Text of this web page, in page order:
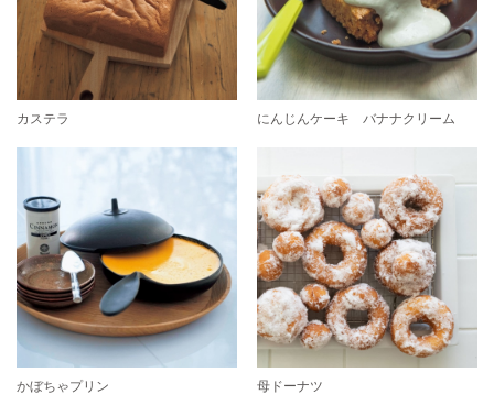
カステラ にんじんケーキ バナナクリーム
かぼちゃプリン 母ドーナツ